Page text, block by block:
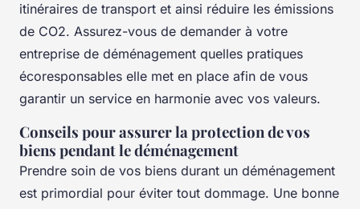
itinéraires de transport et ainsi réduire les émissions
de CO2. Assurez-vous de demander à votre
entreprise de déménagement quelles pratiques
écoresponsables elle met en place afin de vous
garantir un service en harmonie avec vos valeurs.
Conseils pour assurer la protection de vos
biens pendant le déménagement
Prendre soin de vos biens durant un déménagement
est primordial pour éviter tout dommage. Une bonne